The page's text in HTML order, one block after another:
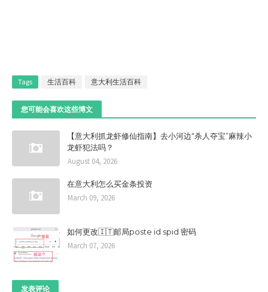
Tags 生活百科 意大利生活百科
您可能会喜欢这些博文
【意大利抓龙虾修仙指南】去小河边“杀人夺宝”麻辣小
龙虾犯法吗？
August 04, 2026
在意大利怎么买金条投资
March 09, 2026
如何更改🇮🇹邮局poste id spid 密码
March 07, 2026
发表评论